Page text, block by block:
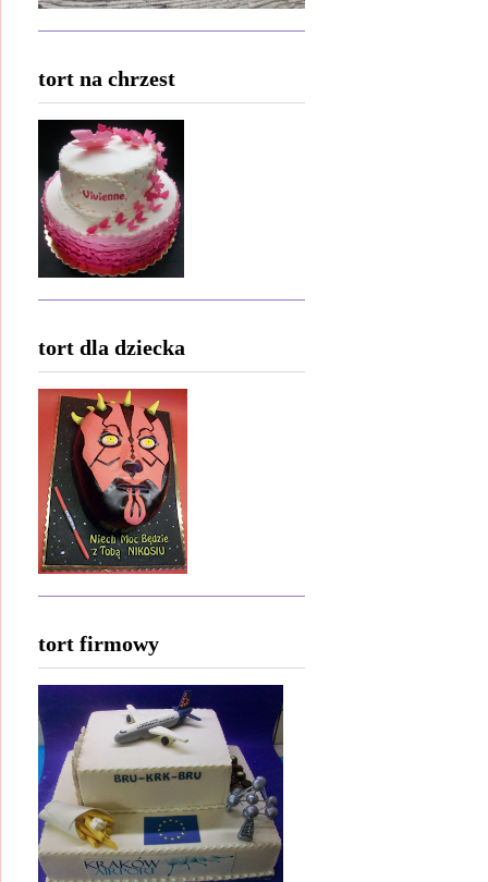
tort na chrzest
tort dla dziecka
tort firmowy